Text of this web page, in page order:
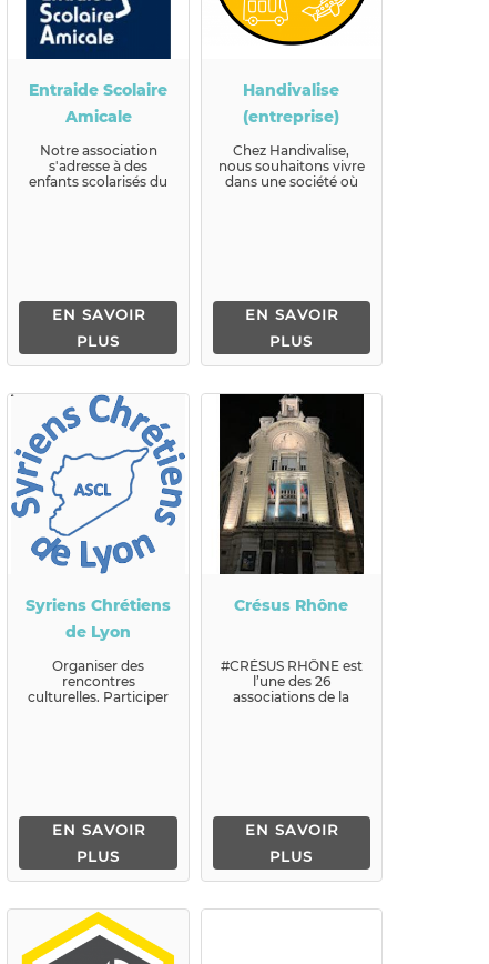
Entraide Scolaire
Amicale
Notre association
s'adresse à des
enfants scolarisés du
EN SAVOIR
PLUS
Handivalise
(entreprise)
Chez Handivalise,
nous souhaitons vivre
dans une société où
EN SAVOIR
PLUS
Syriens Chrétiens
de Lyon
Organiser des
rencontres
culturelles. Participer
EN SAVOIR
PLUS
Crésus Rhône
#CRÉSUS RHÔNE est
l’une des 26
associations de la
EN SAVOIR
PLUS